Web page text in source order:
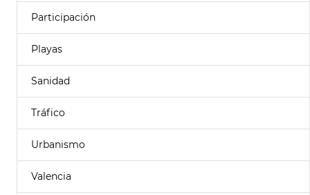
Participación
Playas
Sanidad
Tráfico
Urbanismo
Valencia